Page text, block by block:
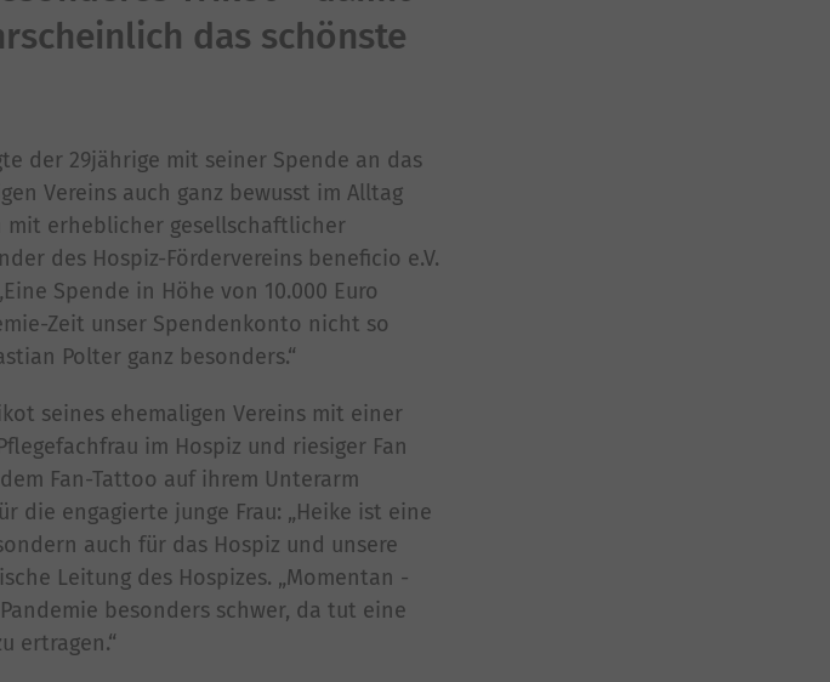
das schönste
der 29jährige mit seiner Spende an das
Vereins auch ganz bewusst im Alltag
mit erheblicher gesellschaftlicher
des Hospiz-Fördervereins beneficio e.V.
Spende in Höhe von 10.000 Euro
Zeit unser Spendenkonto nicht so
Polter ganz besonders.“
seines ehemaligen Vereins mit einer
im Hospiz und riesiger Fan
Fan-Tattoo auf ihrem Unterarm
die engagierte junge Frau: „Heike ist eine
auch für das Hospiz und unsere
Leitung des Hospizes. „Momentan -
besonders schwer, da tut eine
ertragen.“